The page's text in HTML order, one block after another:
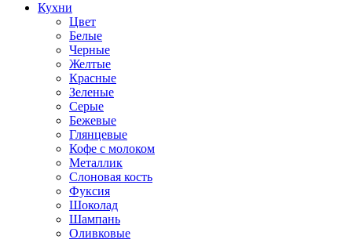
Кухни
Цвет
Белые
Черные
Желтые
Красные
Зеленые
Серые
Бежевые
Глянцевые
Кофе с молоком
Металлик
Слоновая кость
Фуксия
Шоколад
Шампань
Оливковые